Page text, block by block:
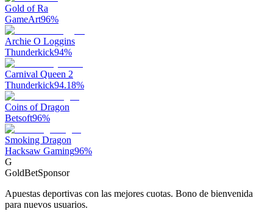
Gold of Ra
GameArt96%
Archie O Loggins
Thunderkick94%
Carnival Queen 2
Thunderkick94.18%
Coins of Dragon
Betsoft96%
Smoking Dragon
Hacksaw Gaming96%
G
GoldBetSponsor
Apuestas deportivas con las mejores cuotas. Bono de bienvenida
para nuevos usuarios.